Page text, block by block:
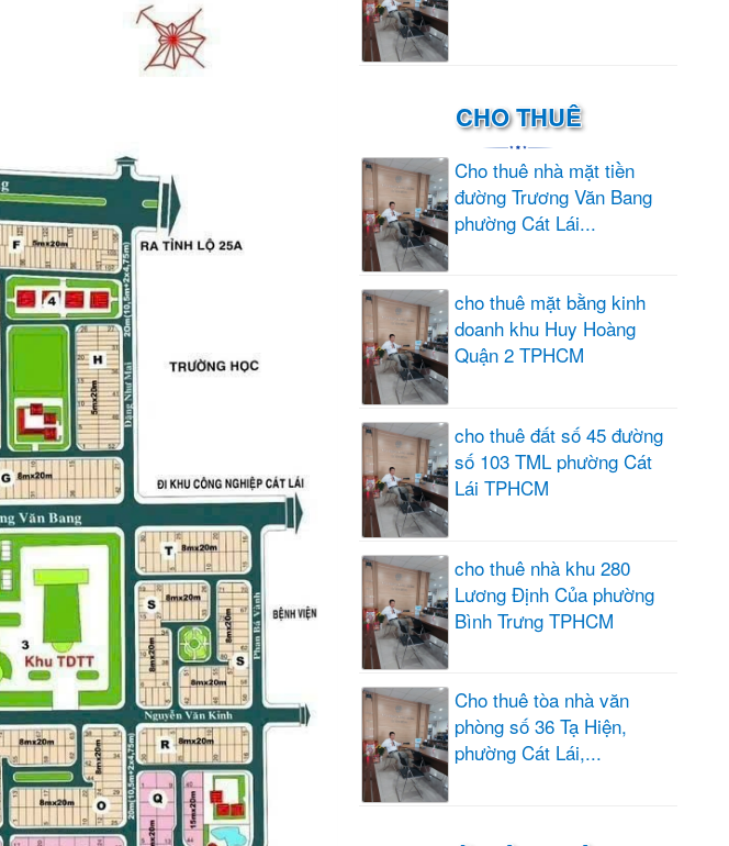
CHO THUÊ
Cho thuê nhà mặt tiền
đường Trương Văn Bang
phường Cát Lái...
cho thuê mặt bằng kinh
doanh khu Huy Hoàng
Quận 2 TPHCM
cho thuê đất số 45 đường
số 103 TML phường Cát
Lái TPHCM
cho thuê nhà khu 280
Lương Định Của phường
Bình Trưng TPHCM
Cho thuê tòa nhà văn
phòng số 36 Tạ Hiện,
phường Cát Lái,...